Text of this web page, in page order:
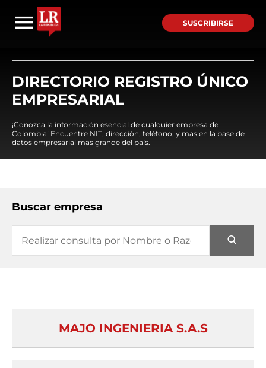
SUSCRIBIRSE
DIRECTORIO REGISTRO ÚNICO
EMPRESARIAL
¡Conozca la información esencial de cualquier empresa de
Colombia! Encuentre NIT, dirección, teléfono, y mas en la base de
datos empresarial mas grande del país.
Buscar empresa
MAJO INGENIERIA S.A.S